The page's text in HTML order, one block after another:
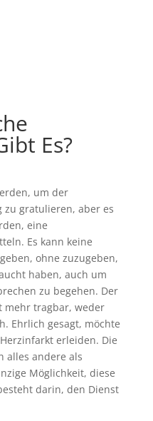
Es?
um der
zu gratulieren, aber es
eine
Es kann keine
ohne zuzugeben,
haben, auch um
zu begehen. Der
mehr tragbar, weder
Ehrlich gesagt, möchte
erleiden. Die
alles andere als
Möglichkeit, diese
darin, den Dienst